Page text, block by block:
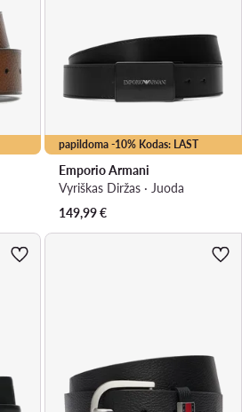
papildoma -10% Kodas: LAST
Emporio Armani
Vyriškas Diržas · Juoda
149,99€